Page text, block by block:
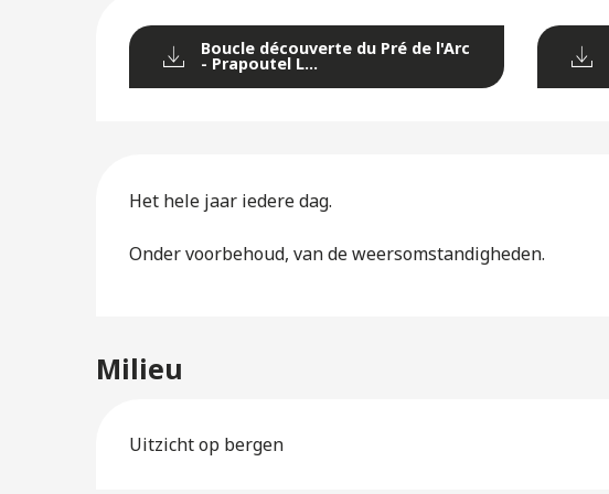
Boucle découverte du Pré de l'Arc
- Prapoutel L...
Het hele jaar iedere dag.
Onder voorbehoud, van de weersomstandigheden.
Milieu
Uitzicht op bergen